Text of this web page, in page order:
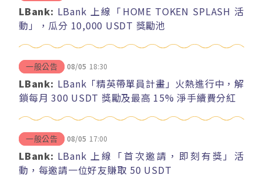
LBank: LBank 上線「HOME TOKEN SPLASH 活
動」，瓜分 10,000 USDT 獎勵池
一般公告 08/05 18:30
LBank: LBank「精英帶單員計畫」火熱進行中，解
鎖每月 300 USDT 獎勵及最高 15% 淨手續費分紅
一般公告 08/05 17:00
LBank: LBank 上線「首次邀請，即刻有獎」活
動，每邀請一位好友賺取 50 USDT